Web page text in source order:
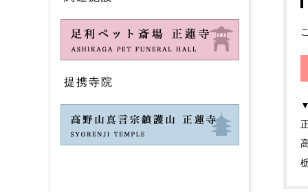
提携寺院